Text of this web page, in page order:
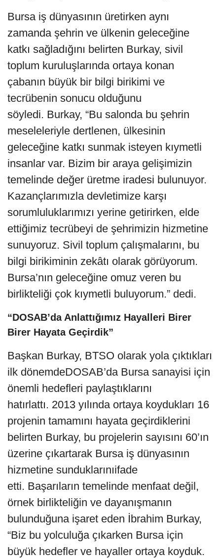
Bursa iş dünyasının üretirken aynı
zamanda şehrin ve ülkenin geleceğine
katkı sağladığını belirten Burkay, sivil
toplum kuruluşlarında ortaya konan
çabanın büyük bir bilgi birikimi ve
tecrübenin sonucu olduğunu
söyledi. Burkay, “Bu salonda bu şehrin
meseleleriyle dertlenen, ülkesinin
geleceğine katkı sunmak isteyen kıymetli
insanlar var. Bizim bir araya gelişimizin
temelinde değer üretme iradesi bulunuyor.
Kazançlarımızla devletimize karşı
sorumluluklarımızı yerine getirirken, elde
ettiğimiz tecrübeyi de şehrimizin hizmetine
sunuyoruz. Sivil toplum çalışmalarını, bu
bilgi birikiminin zekâtı olarak görüyorum.
Bursa’nın geleceğine omuz veren bu
birlikteliği çok kıymetli buluyorum.” dedi.
“DOSAB’da Anlattığımız Hayalleri Birer
Birer Hayata Geçirdik”
Başkan Burkay, BTSO olarak yola çıktıkları
ilk dönemdeDOSAB’da Bursa sanayisi için
önemli hedefleri paylaştıklarını
hatırlattı. 2013 yılında ortaya koydukları 16
projenin tamamını hayata geçirdiklerini
belirten Burkay, bu projelerin sayısını 60’ın
üzerine çıkartarak Bursa iş dünyasının
hizmetine sunduklarınıifade
etti. Başarıların temelinde menfaat değil,
örnek birlikteliğin ve dayanışmanın
bulunduğuna işaret eden İbrahim Burkay,
“Biz bu yolculuğa çıkarken Bursa için
büyük hedefler ve hayaller ortaya koyduk.